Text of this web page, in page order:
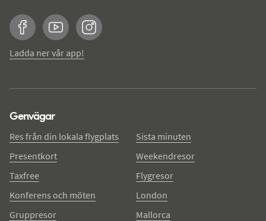
FacebookYouTubeInstagram
Ladda ner vår app!
Genvägar
Res från din lokala flygplats
Presentkort
Taxfree
Konferens och möten
Gruppresor
Sista minuten
Weekendresor
Flygresor
London
Mallorca